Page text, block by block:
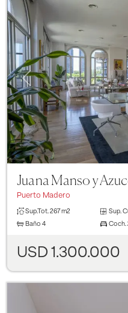
Previous
Juana Manso y
Puerto Madero
Sup.Tot. 267 m2 Sup.
Baño 4 Coch.
USD 1.300.000